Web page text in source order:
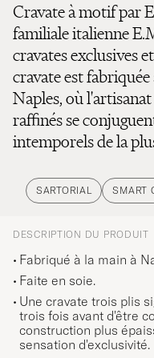
Cravate à motif par
familiale italienne
cravates exclusives
cravate est
Naples, où
raffinés se
intemporels de la
SARTORIAL SMART
DESCRIPTION DU PRODUIT
Fabriqué à la main à
Faite en soie.
Une cravate trois plis
trois fois avant d'être
construction plus
sensation d'exclusivité.